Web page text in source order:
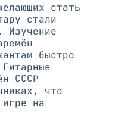
стать
стали
Изучение
быстро
СССР
что
игре на